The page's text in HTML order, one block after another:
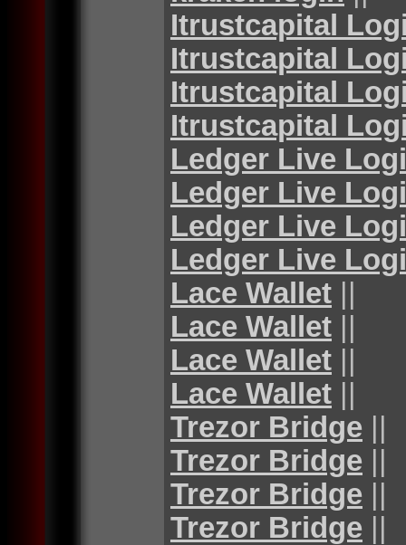
Itrustcapital
Itrustcapital
Itrustcapital
Itrustcapital
Ledger Live
Ledger Live
Ledger Live
Ledger Live
Lace Wallet ||
Lace Wallet ||
Lace Wallet ||
Lace Wallet ||
Trezor Bridge ||
Trezor Bridge ||
Trezor Bridge ||
Trezor Bridge ||